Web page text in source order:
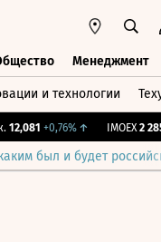
Менеджмент
и технологии
12,081 +0,76%↑ IMOEX 2
был и будет